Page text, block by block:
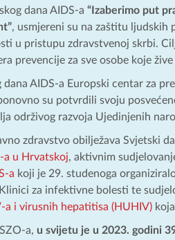
dana AIDS-a “Izaberimo put
, usmjereni su na zaštitu ljudskih
u pristupu zdravstvenoj skrbi.
prevencije za sve osobe koje
dana AIDS-a Europski centar za
su potvrdili svoju
održivog razvoja Ujedinjenih
zdravstvo obilježava Svjetski
a u Hrvatskoj, aktivnim
a koji je 29. studenoga
za infektivne bolesti te
a i virusnih hepatitisa (HUHIV)
a, u svijetu je u 2023. godini